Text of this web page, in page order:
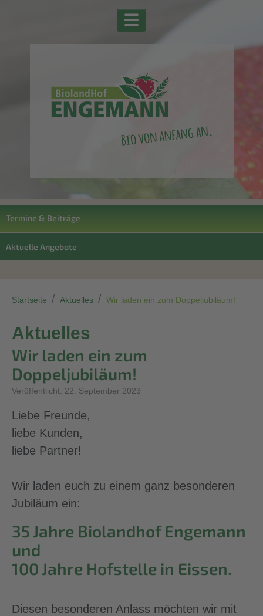
Termine & Beiträge
Aktuelle Angebote
Startseite Aktuelles Wir laden ein zum Doppeljubiläum!
Aktuelles
Wir laden ein zum
Doppeljubiläum!
Details
Veröffentlicht: 22. September 2023
Liebe Freunde,
liebe Kunden,
liebe Partner!
Wir laden euch zu einem ganz besonderen
Jubiläum ein:
35 Jahre Biolandhof Engemann
und
100 Jahre Hofstelle in Eissen.
Diesen besonderen Anlass möchten wir mit